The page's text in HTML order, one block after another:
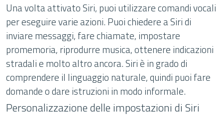
Una volta attivato Siri, puoi utilizzare comandi vocali
per eseguire varie azioni. Puoi chiedere a Siri di
inviare messaggi, fare chiamate, impostare
promemoria, riprodurre musica, ottenere indicazioni
stradali e molto altro ancora. Siri è in grado di
comprendere il linguaggio naturale, quindi puoi fare
domande o dare istruzioni in modo informale.
Personalizzazione delle impostazioni di Siri